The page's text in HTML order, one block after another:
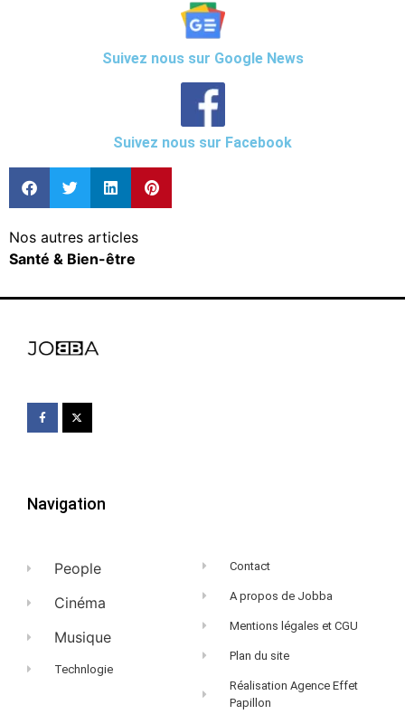
Suivez nous sur Google News
Suivez nous sur Facebook
Nos autres articles
Santé & Bien-être
Navigation
People
Cinéma
Musique
Technlogie
Contact
A propos de Jobba
Mentions légales et CGU
Plan du site
Réalisation Agence Effet
Papillon